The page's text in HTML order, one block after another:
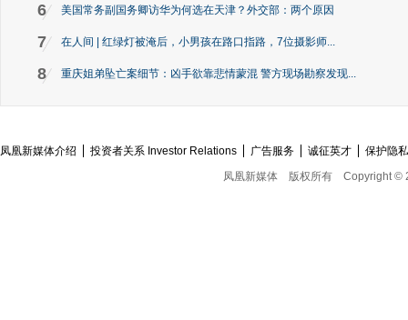
6 美国常务副国务卿访华为何选在天津？外交部：两个原因
7 在人间 | 红绿灯被淹后，小男孩在路口指路，7位摄影师...
8 重庆姐弟坠亡案细节：凶手欲靠悲情蒙混 警方现场勘察发现...
凤凰新媒体介绍 投资者关系 Investor Relations 广告服务 诚征英才
保护隐
凤凰新媒体
版权所有 Copyright ©